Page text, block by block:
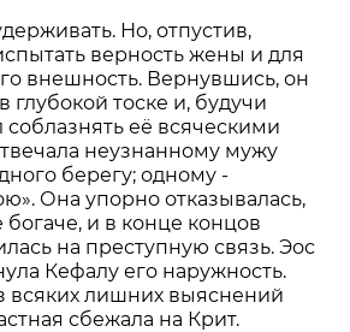
Но, отпустив,
верность жены и для
внешность. Вернувшись, он
глубокой тоске и, будучи
её всяческими
неузнанному мужу
берегу; одному -
Она упорно отказывалась,
и в конце концов
на преступную связь. Эос
Кефалу его наружность.
всяких лишних выяснений
сбежала на Крит.